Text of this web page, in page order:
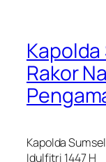
Rakor
Kapolda
Idulfitri 1447 H